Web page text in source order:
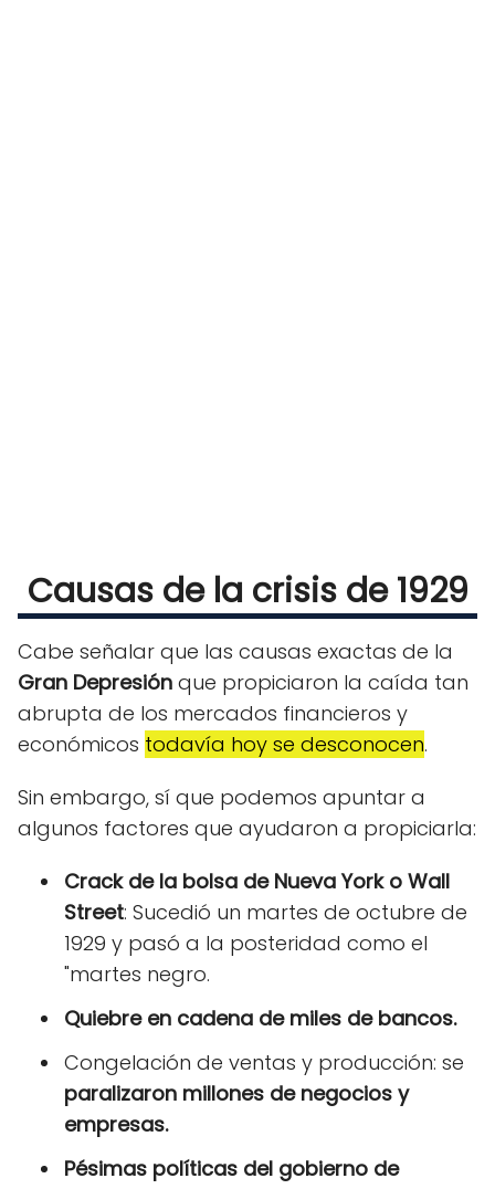
Causas de la crisis de 1929
Cabe señalar que las causas exactas de la
Gran Depresión que propiciaron la caída tan
abrupta de los mercados financieros y
económicos todavía hoy se desconocen.
Sin embargo, sí que podemos apuntar a
algunos factores que ayudaron a propiciarla:
Crack de la bolsa de Nueva York o Wall
Street: Sucedió un martes de octubre de
1929 y pasó a la posteridad como el
"martes negro.
Quiebre en cadena de miles de bancos.
Congelación de ventas y producción: se
paralizaron millones de negocios y
empresas.
Pésimas políticas del gobierno de